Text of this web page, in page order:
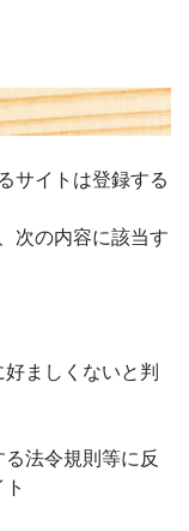
サイトは登録する
次の内容に該当す
ましくないと判
法令規則等に反